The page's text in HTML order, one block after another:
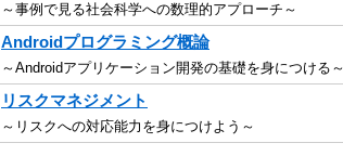
～事例で見る社会科学への数理的アプローチ～
Androidプログラミング概論
～Androidアプリケーション開発の基礎を身につける～
リスクマネジメント
～リスクへの対応能力を身につけよう～